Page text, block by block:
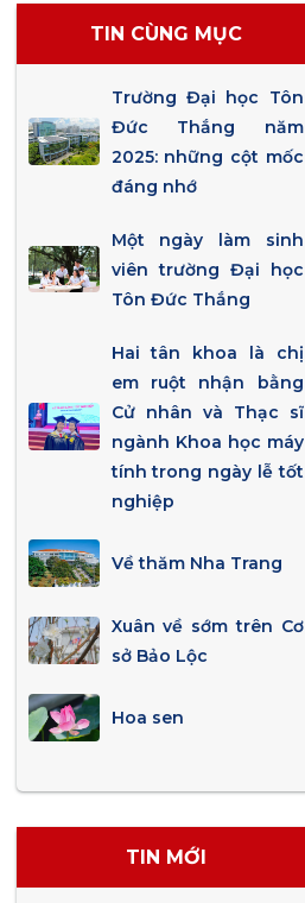
TIN CÙNG MỤC
Trường Đại học Tôn
Đức Thắng năm
2025: những cột mốc
đáng nhớ
Một ngày làm sinh
viên trường Đại học
Tôn Đức Thắng
Hai tân khoa là chị
em ruột nhận bằng
Cử nhân và Thạc sĩ
ngành Khoa học máy
tính trong ngày lễ tốt
nghiệp
Về thăm Nha Trang
Xuân về sớm trên Cơ
sở Bảo Lộc
Hoa sen
TIN MỚI